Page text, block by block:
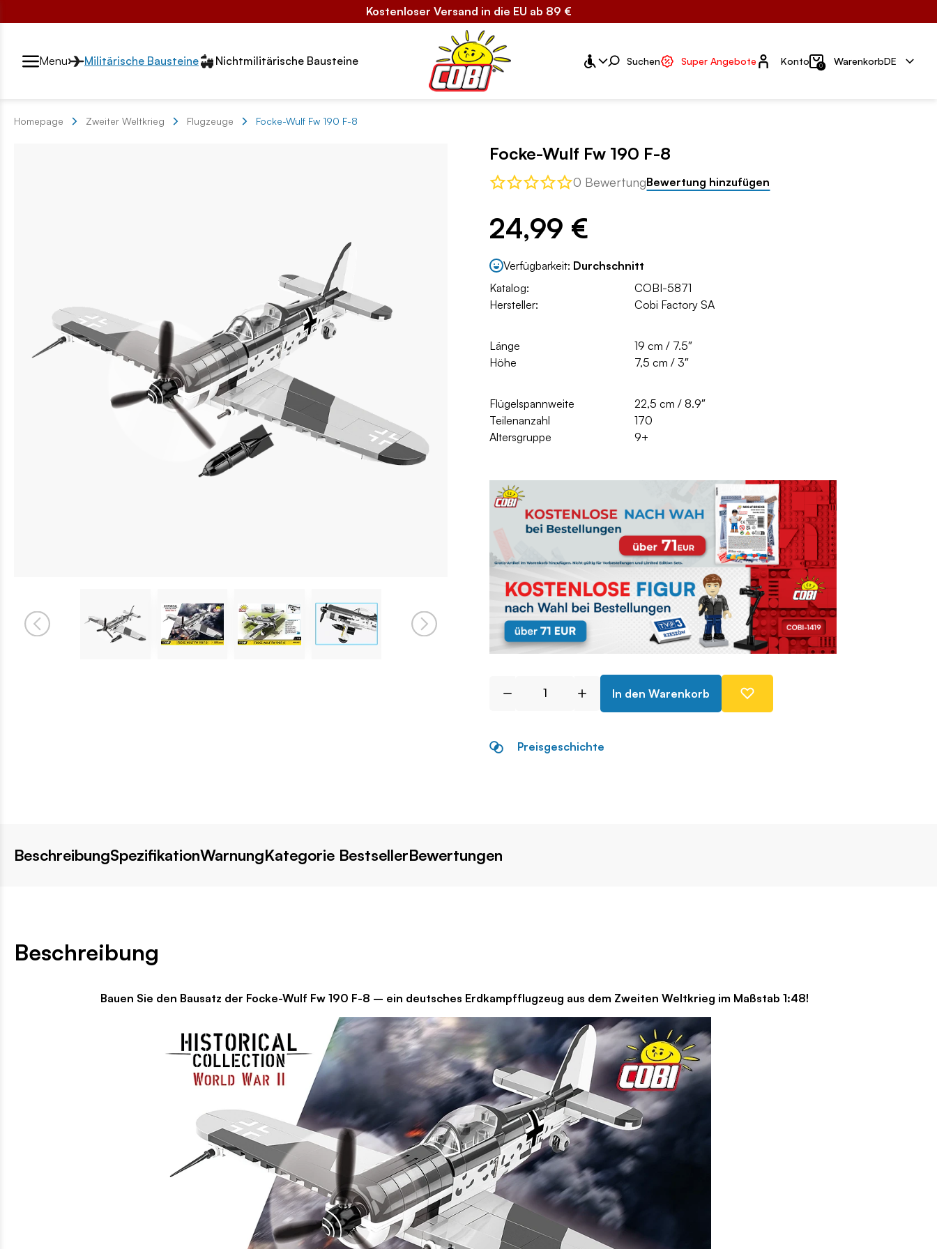
Kostenloser Versand in die EU ab 89 €
Przełącznik segmentów2
Menu Militärische Bausteine Nichtmilitärische Bausteine Suchen Super Angebote Konto
Konto 0 WarenkorbDE
Homepage Zweiter Weltkrieg Flugzeuge Focke-Wulf Fw 190 F-8
Focke-Wulf Fw 190 F-8
0 BewertungBewertung hinzufügen
24,99 €
Verfügbarkeit: Durchschnitt
Katalog:
COBI-5871
Hersteller:
Cobi Factory SA
Länge
19 cm / 7.5″
Höhe
7,5 cm / 3″
Flügelspannweite
22,5 cm / 8.9″
Teilenanzahl
170
Altersgruppe
9+
In den Warenkorb
Preisgeschichte
BeschreibungSpezifikationWarnungKategorie BestsellerBewertungen
Beschreibung
Bauen Sie den Bausatz der Focke-Wulf Fw 190 F-8 – ein deutsches Erdkampfflugzeug aus dem Zweiten Weltkrieg im Maßstab 1:48!